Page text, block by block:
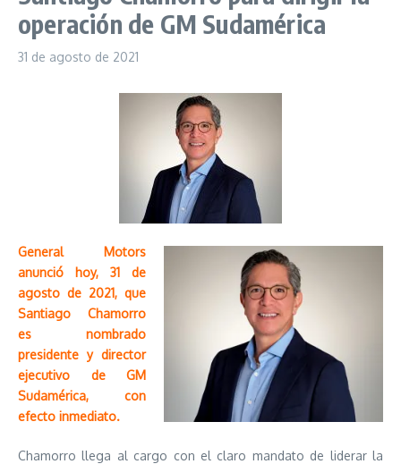
operación de GM Sudamérica
31 de agosto de 2021
General Motors
anunció hoy, 31 de
agosto de 2021, que
Santiago Chamorro
es nombrado
presidente y director
ejecutivo de GM
Sudamérica, con
efecto inmediato.
Chamorro llega al cargo con el claro mandato de liderar la